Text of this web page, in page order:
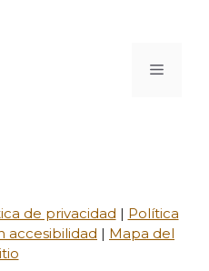
de privacidad | Política
accesibilidad | Mapa del